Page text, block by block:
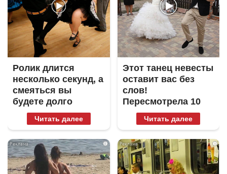
Ролик длится
несколько секунд, а
смеяться вы
будете долго
Читать далее
Этот танец невесты
оставит вас без
слов!
Пересмотрела 10
раз
Читать далее
i i